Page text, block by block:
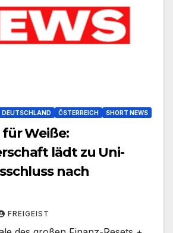
DEUTSCHLAND ÖSTERREICH SHORT NEWS
Weiße:
lädt zu Uni-
nach
FREIGEIST